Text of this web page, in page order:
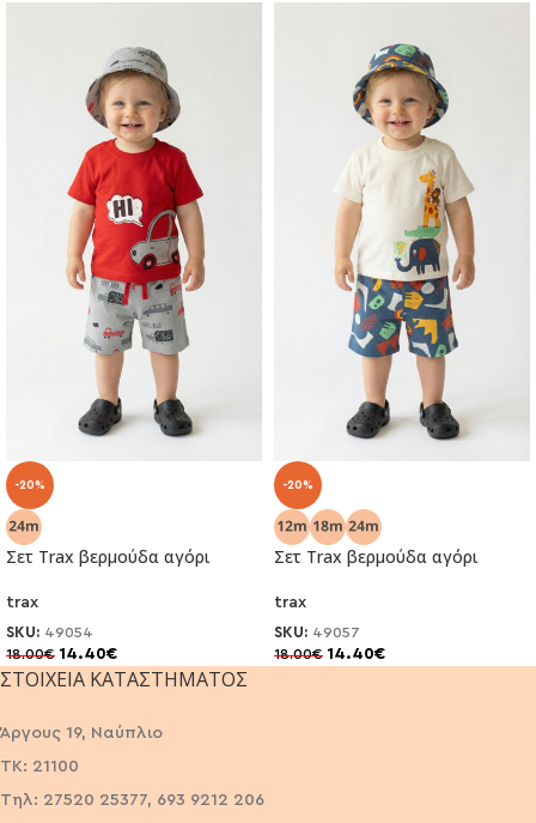
-20%
Σετ Trax βερμούδα αγόρι
trax
SKU: 49054
18.00€ 14.40€
-20%
Σετ Trax βερμούδα αγόρι
trax
SKU: 49057
18.00€ 14.40€
ΣΤΟΙΧΕΊΑ ΚΑΤΑΣΤΉΜΑΤΟΣ
Άργους 19, Ναύπλιο
ΤΚ: 21100
Τηλ: 27520 25377, 693 9212 206